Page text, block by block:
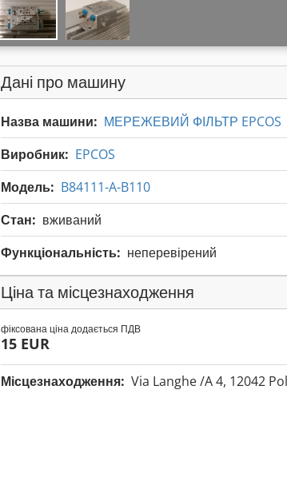
Дані про машину
Назва машини: МЕРЕЖЕВИЙ ФІЛЬТР EPCOS
Виробник: EPCOS
Модель: B84111-A-B110
Стан: вживаний
Функціональність: неперевірений
Ціна та місцезнаходження
фіксована ціна додається ПДВ
15 EUR
Місцезнаходження: Via Langhe /A 4, 12042